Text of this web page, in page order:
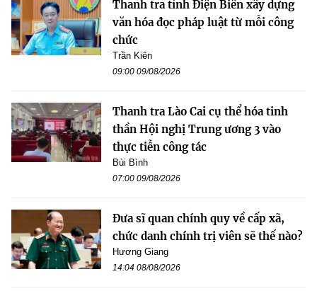
Thanh tra tỉnh Điện Biên xây dựng
văn hóa đọc pháp luật từ mỗi công
chức
Trần Kiên
09:00 09/08/2026
Thanh tra Lào Cai cụ thể hóa tinh
thần Hội nghị Trung ương 3 vào
thực tiễn công tác
Bùi Bình
07:00 09/08/2026
Đưa sĩ quan chính quy về cấp xã,
chức danh chính trị viên sẽ thế nào?
Hương Giang
14:04 08/08/2026